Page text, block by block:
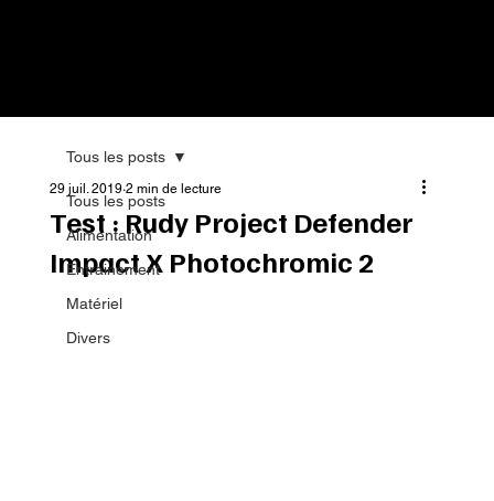
Tous les posts
Alimentation
Entrainement
Matériel
Divers
Tous les posts
Test : Rudy Project Defender
Impact X Photochromic 2
29 juil. 2019 2 min de lecture